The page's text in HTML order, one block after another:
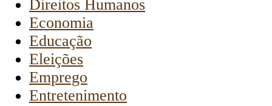
Direitos Humanos
Economia
Educação
Eleições
Emprego
Entretenimento